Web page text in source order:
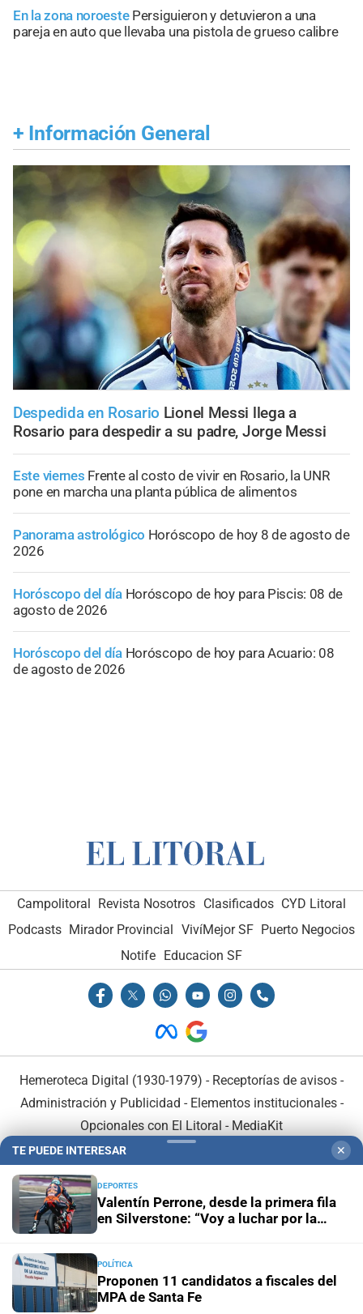
En la zona noroeste Persiguieron y detuvieron a una
pareja en auto que llevaba una pistola de grueso calibre
+ Información General
Despedida en Rosario Lionel Messi llega a
Rosario para despedir a su padre, Jorge Messi
Este viernes Frente al costo de vivir en Rosario, la UNR
pone en marcha una planta pública de alimentos
Panorama astrológico Horóscopo de hoy 8 de agosto de
2026
Horóscopo del día Horóscopo de hoy para Piscis: 08 de
agosto de 2026
Horóscopo del día Horóscopo de hoy para Acuario: 08
de agosto de 2026
Campolitoral Revista Nosotros Clasificados CYD Litoral
Podcasts Mirador Provincial VivíMejor SF Puerto Negocios
Notife
Educacion SF
Hemeroteca Digital (1930-1979) - Receptorías de avisos -
Administración y Publicidad - Elementos institucionales-
Opcionales con El Litoral - MediaKit
En Asociación con:
TE PUEDE INTERESAR ✕
DEPORTES
Valentín Perrone, desde la primera fila
en Silverstone: “Voy a luchar por la
POLÍTICA
Proponen 11 candidatos a fiscales del
MPA de Santa Fe